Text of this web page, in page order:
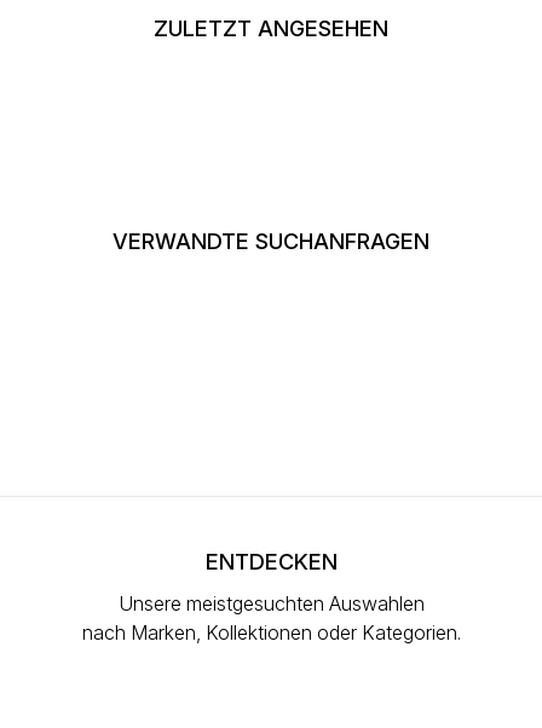
ZULETZT ANGESEHEN
VERWANDTE SUCHANFRAGEN
ENTDECKEN
Unsere meistgesuchten Auswahlen
nach Marken, Kollektionen oder Kategorien.